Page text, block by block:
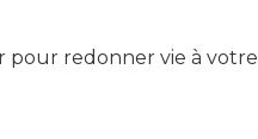
pour redonner vie à votre